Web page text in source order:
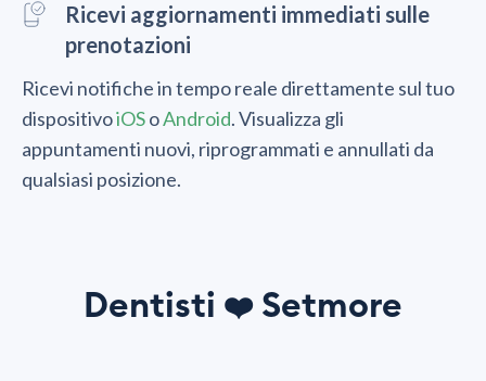
Ricevi aggiornamenti immediati sulle
prenotazioni
Ricevi notifiche in tempo reale direttamente sul tuo
dispositivoiOSoAndroid. Visualizza gli
appuntamenti nuovi, riprogrammati e annullati da
qualsiasi posizione.
Dentisti ❤️ Setmore